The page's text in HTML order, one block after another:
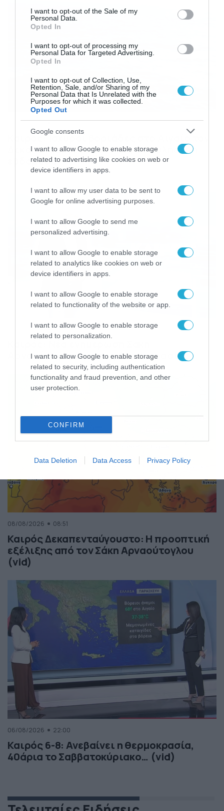
consent section.
I want to opt-out of the Sale of my
Personal Data.
Opted In
I want to opt-out of processing my
Personal Data for Targeted Advertising.
Opted In
I want to opt-out of Collection, Use,
Retention, Sale, and/or Sharing of my
Personal Data that Is Unrelated with the
Purposes for which it was collected.
Opted Out
Google consents
I want to allow Google to enable storage
related to advertising like cookies on web or
device identifiers in apps.
I want to allow my user data to be sent to
Google for online advertising purposes.
I want to allow Google to send me
personalized advertising.
I want to allow Google to enable storage
related to analytics like cookies on web or
device identifiers in apps.
I want to allow Google to enable storage
related to functionality of the website or app.
I want to allow Google to enable storage
related to personalization.
I want to allow Google to enable storage
related to security, including authentication
functionality and fraud prevention, and other
user protection.
CONFIRM
Data Deletion Data Access Privacy Policy
09/08/2026 19:59
Καιρός: Ισχυροί βοριάδες στο Αιγαίο τον
Δεκαπενταύγουστο – Πώς θα κυλήσει η
εβδομάδα
09/08/2026 10:52
Καιρός: Νέα ενημέρωση Σάκη
Αρναούτογλου για τις θερμοκρασίες
08/08/2026 08:51
Καιρός Δεκαπενταύγουστο: Η προοπτική
εξέλιξης από τον Σάκη Αρναούτογλου
(vid)
06/08/2026 22:00
Καιρός 6-8: Ανεβαίνει η θερμοκρασία,
40άρια το Σαββατοκύριακο… (vid)